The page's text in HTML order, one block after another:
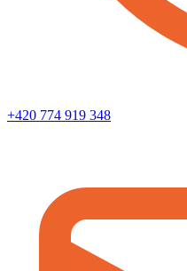
+420 774 919 348